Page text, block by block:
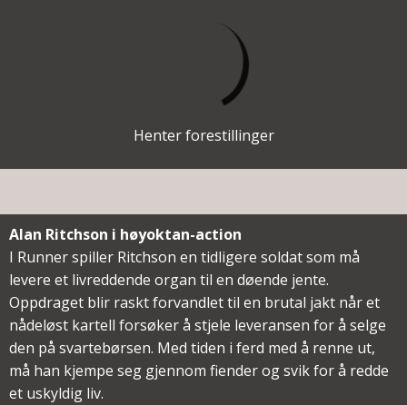
Henter forestillinger
Alan Ritchson i høyoktan-action
I Runner spiller Ritchson en tidligere soldat som må
levere et livreddende organ til en døende jente.
Oppdraget blir raskt forvandlet til en brutal jakt når et
nådeløst kartell forsøker å stjele leveransen for å selge
den på svartebørsen. Med tiden i ferd med å renne ut,
må han kjempe seg gjennom fiender og svik for å redde
et uskyldig liv.